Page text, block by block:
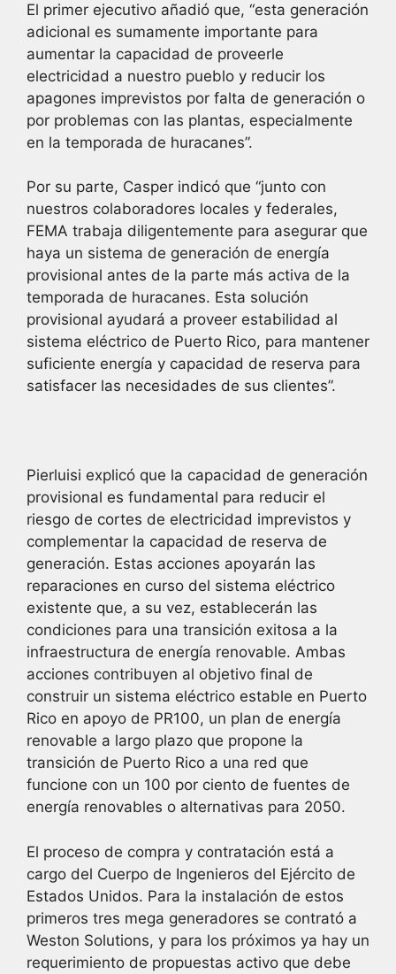
El primer ejecutivo añadió que, “esta generación
adicional es sumamente importante para
aumentar la capacidad de proveerle
electricidad a nuestro pueblo y reducir los
apagones imprevistos por falta de generación o
por problemas con las plantas, especialmente
en la temporada de huracanes”.
Por su parte, Casper indicó que “junto con
nuestros colaboradores locales y federales,
FEMA trabaja diligentemente para asegurar que
haya un sistema de generación de energía
provisional antes de la parte más activa de la
temporada de huracanes. Esta solución
provisional ayudará a proveer estabilidad al
sistema eléctrico de Puerto Rico, para mantener
suficiente energía y capacidad de reserva para
satisfacer las necesidades de sus clientes”.
Pierluisi explicó que la capacidad de generación
provisional es fundamental para reducir el
riesgo de cortes de electricidad imprevistos y
complementar la capacidad de reserva de
generación. Estas acciones apoyarán las
reparaciones en curso del sistema eléctrico
existente que, a su vez, establecerán las
condiciones para una transición exitosa a la
infraestructura de energía renovable. Ambas
acciones contribuyen al objetivo final de
construir un sistema eléctrico estable en Puerto
Rico en apoyo de PR100, un plan de energía
renovable a largo plazo que propone la
transición de Puerto Rico a una red que
funcione con un 100 por ciento de fuentes de
energía renovables o alternativas para 2050.
El proceso de compra y contratación está a
cargo del Cuerpo de Ingenieros del Ejército de
Estados Unidos. Para la instalación de estos
primeros tres mega generadores se contrató a
Weston Solutions, y para los próximos ya hay un
requerimiento de propuestas activo que debe